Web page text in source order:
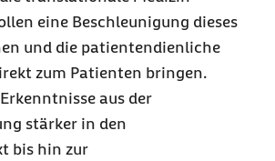
eine Beschleunigung dieses
und die patientendienliche
zum Patienten bringen.
aus der
stärker in den
bis hin zur